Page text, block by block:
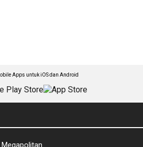
Apps untuk iOS dan Android